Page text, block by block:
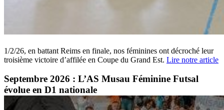
1/2/26, en battant Reims en finale, nos féminines ont décroché leur
troisième victoire d’affilée en Coupe du Grand Est. Lire notre article
Septembre 2026 : L’AS Musau Féminine Futsal
évolue en D1 nationale